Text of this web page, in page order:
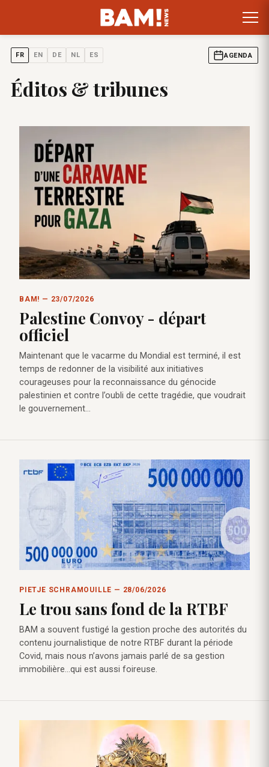
FR EN DE NL ES AGENDA
Éditos & tribunes
BAM! — 23/07/2026
Palestine Convoy - départ
officiel
Maintenant que le vacarme du Mondial est terminé, il est
temps de redonner de la visibilité aux initiatives
courageuses pour la reconnaissance du génocide
palestinien et contre l’oubli de cette tragédie, que voudrait
le gouvernement…
PIETJE SCHRAMOUILLE — 28/06/2026
Le trou sans fond de la RTBF
BAM a souvent fustigé la gestion proche des autorités du
contenu journalistique de notre RTBF durant la période
Covid, mais nous n’avons jamais parlé de sa gestion
immobilière…qui est aussi foireuse.